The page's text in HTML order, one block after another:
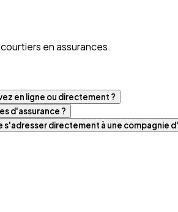
en assurances.
en ligne ou directement ?
d'assurance ?
directement à une compagnie